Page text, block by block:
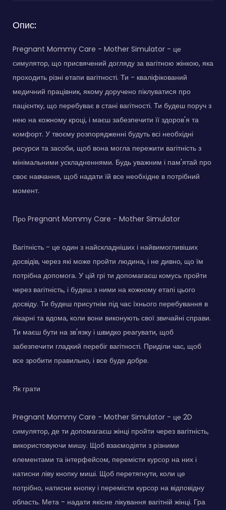
Опис:
Pregnant Mommy Care - Mother Simulator - це
симулятор, що присвячений догляду за вагітною жінкою, яка
проходить різні етапи вагітності. Ти - кваліфікований
медичний працівник, якому доручено піклуватися про
пацієнтку, що перебуває в стані вагітності. Ти будеш поруч з
нею на кожному кроці, і маєш забезпечити її здоров'я та
комфорт. У твоєму розпорядженні будуть всі необхідні
ресурси та засоби, щоб вона могла пережити вагітність з
мінімальними ускладненнями. Будь уважним і пам'ятай про
своє навчання, щоб надати їй все необхідне в потрібний
момент.
Про Pregnant Mommy Care - Mother Simulator
Вагітність - це один з найскладніших і найвимогливіших
досвідів, через які може пройти людина, і не дивно, що їм
потрібна допомога. У цій грі ти допомагаєш комусь пройти
через вагітність, і будеш з ними на кожному етапі цього
досвіду. Ти будеш присутнім під час їхнього перебування в
лікарні та вдома, коли вони виконують свої звичайні справи.
Ти маєш бути на зв'язку і швидко реагувати, щоб
забезпечити гладкий перебіг вагітності. Приділи час, щоб
все зробити правильно, і все буде добре.
Як грати
Pregnant Mommy Care - Mother Simulator - це 2D
симулятор, де ти допомагаєш жінці пройти через вагітність,
використовуючи мишу. Щоб взаємодіяти з різними
елементами та інтерфейсом, перемісти курсор на них і
натисни ліву кнопку миші. Щоб перетягнути, коли це
потрібно, натисни кнопку і перемісти курсор на відповідну
область. Мета - надати якісне лікування вагітній жінці. Гра